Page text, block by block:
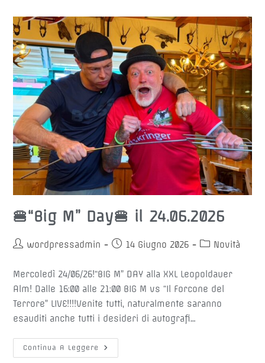
LUNEDÌ
22/06/2026
🍔“Big M” Day🍔 il 24.06.2026
Autorewordpressadmin
Articolo
14 Giugno 2026
Categoria
Novità
Mercoledì 24/06/26!“BIG M” DAY alla XXL Leopoldauer
Alm! Dalle 16:00 alle 21:00 BIG M vs “Il Forcone del
Terrore” LIVE!!!!Venite tutti, naturalmente saranno
esauditi anche tutti i desideri di autografi…
Continua A Leggere 🍔“Big
M”